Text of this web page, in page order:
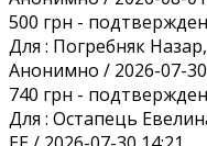
500 грн - подтвержден
Для : Погребняк
Анонимно / 2026-07-30
740 грн - подтвержден
Для : Остапець